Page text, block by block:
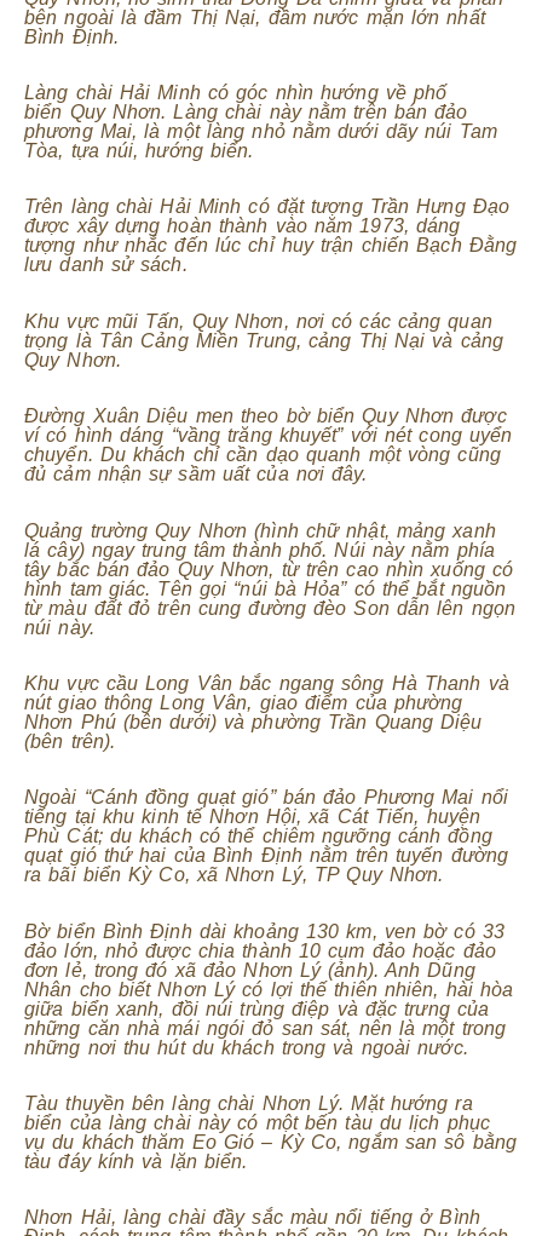
bên ngoài là đầm Thị Nại, đầm nước mặn lớn nhất
Bình Định.
Làng chài Hải Minh có góc nhìn hướng về phố
biển Quy Nhơn. Làng chài này nằm trên bán đảo
phương Mai, là một làng nhỏ nằm dưới dãy núi Tam
Tòa, tựa núi, hướng biển.
Trên làng chài Hải Minh có đặt tượng Trần Hưng Đạo
được xây dựng hoàn thành vào năm 1973, dáng
tượng như nhắc đến lúc chỉ huy trận chiến Bạch Đằng
lưu danh sử sách.
Khu vực mũi Tấn, Quy Nhơn, nơi có các cảng quan
trọng là Tân Cảng Miền Trung, cảng Thị Nại và cảng
Quy Nhơn.
Đường Xuân Diệu men theo bờ biển Quy Nhơn được
ví có hình dáng “vầng trăng khuyết” với nét cong uyển
chuyển. Du khách chỉ cần dạo quanh một vòng cũng
đủ cảm nhận sự sầm uất của nơi đây.
Quảng trường Quy Nhơn (hình chữ nhật, mảng xanh
lá cây) ngay trung tâm thành phố. Núi này nằm phía
tây bắc bán đảo Quy Nhơn, từ trên cao nhìn xuống có
hình tam giác. Tên gọi “núi bà Hỏa” có thể bắt nguồn
từ màu đất đỏ trên cung đường đèo Son dẫn lên ngọn
núi này.
Khu vực cầu Long Vân bắc ngang sông Hà Thanh và
nút giao thông Long Vân, giao điểm của phường
Nhơn Phú (bên dưới) và phường Trần Quang Diệu
(bên trên).
Ngoài “Cánh đồng quạt gió” bán đảo Phương Mai nổi
tiếng tại khu kinh tế Nhơn Hội, xã Cát Tiến, huyện
Phù Cát; du khách có thể chiêm ngưỡng cánh đồng
quạt gió thứ hai của Bình Định nằm trên tuyến đường
ra bãi biển Kỳ Co, xã Nhơn Lý, TP Quy Nhơn.
Bờ biển Bình Định dài khoảng 130 km, ven bờ có 33
đảo lớn, nhỏ được chia thành 10 cụm đảo hoặc đảo
đơn lẻ, trong đó xã đảo Nhơn Lý (ảnh). Anh Dũng
Nhân cho biết Nhơn Lý có lợi thế thiên nhiên, hài hòa
giữa biển xanh, đồi núi trùng điệp và đặc trưng của
những căn nhà mái ngói đỏ san sát, nên là một trong
những nơi thu hút du khách trong và ngoài nước.
Tàu thuyền bên làng chài Nhơn Lý. Mặt hướng ra
biển của làng chài này có một bến tàu du lịch phục
vụ du khách thăm Eo Gió – Kỳ Co, ngắm san sô bằng
tàu đáy kính và lặn biển.
Nhơn Hải, làng chài đầy sắc màu nổi tiếng ở Bình